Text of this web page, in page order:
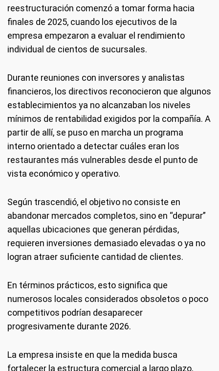
reestructuración comenzó a tomar forma hacia
finales de 2025, cuando los ejecutivos de la
empresa empezaron a evaluar el rendimiento
individual de cientos de sucursales.
Durante reuniones con inversores y analistas
financieros, los directivos reconocieron que algunos
establecimientos ya no alcanzaban los niveles
mínimos de rentabilidad exigidos por la compañía. A
partir de allí, se puso en marcha un programa
interno orientado a detectar cuáles eran los
restaurantes más vulnerables desde el punto de
vista económico y operativo.
Según trascendió, el objetivo no consiste en
abandonar mercados completos, sino en “depurar”
aquellas ubicaciones que generan pérdidas,
requieren inversiones demasiado elevadas o ya no
logran atraer suficiente cantidad de clientes.
En términos prácticos, esto significa que
numerosos locales considerados obsoletos o poco
competitivos podrían desaparecer
progresivamente durante 2026.
La empresa insiste en que la medida busca
fortalecer la estructura comercial a largo plazo,